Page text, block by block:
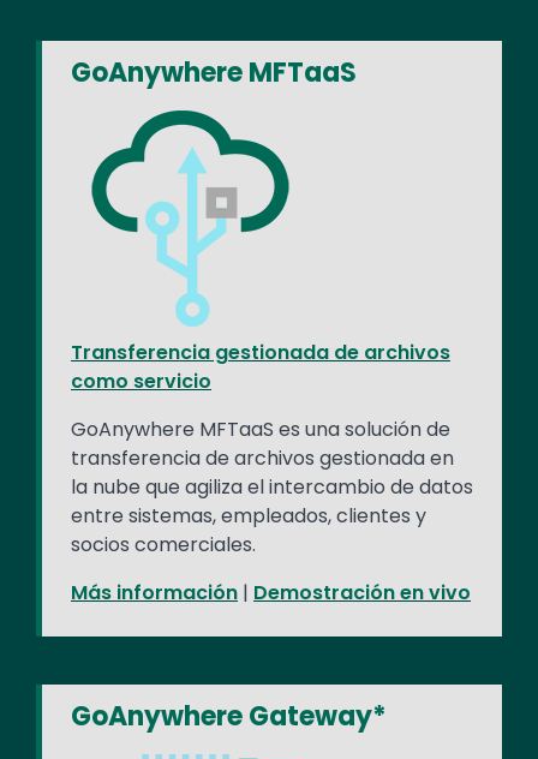
GoAnywhere MFTaaS
Transferencia gestionada de archivos
como servicio
GoAnywhere MFTaaS es una solución de
transferencia de archivos gestionada en
la nube que agiliza el intercambio de datos
entre sistemas, empleados, clientes y
socios comerciales.
Más información | Demostración en vivo
GoAnywhere Gateway*